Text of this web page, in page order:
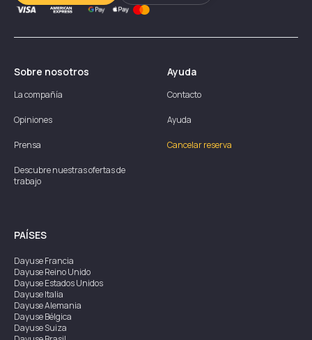
Sobre nosotros
La compañía
Opiniones
Prensa
Descubre nuestras ofertas de
trabajo
Ayuda
Contacto
Ayuda
Cancelar reserva
PAÍSES
DayuseFrancia
DayuseReino Unido
DayuseEstados Unidos
DayuseItalia
DayuseAlemania
DayuseBélgica
DayuseSuiza